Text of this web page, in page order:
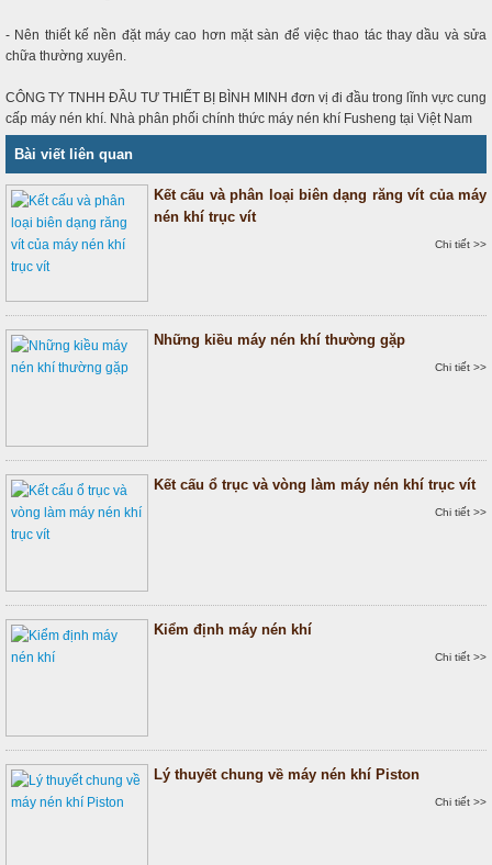
- Nên thiết kế nền đặt máy cao hơn mặt sàn để việc thao tác thay dầu và sửa
chữa thường xuyên.
CÔNG TY TNHH ĐẦU TƯ THIẾT BỊ BÌNH MINH đơn vị đi đầu trong lĩnh vực cung
cấp máy nén khí. Nhà phân phối chính thức máy nén khí Fusheng tại Việt Nam
Bài viết liên quan
Kết cấu và phân loại biên dạng răng vít của máy
nén khí trục vít
Chi tiết >>
Những kiều máy nén khí thường gặp
Chi tiết >>
Kết cấu ổ trục và vòng làm máy nén khí trục vít
Chi tiết >>
Kiểm định máy nén khí
Chi tiết >>
Lý thuyết chung về máy nén khí Piston
Chi tiết >>